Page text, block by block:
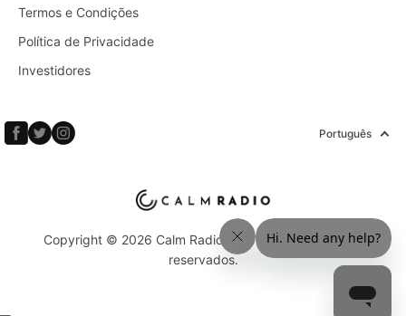
Termos e Condições
Política de Privacidade
Investidores
Português
Copyright © 2026 Calm Radio Corp. Todos os direitos
reservados.